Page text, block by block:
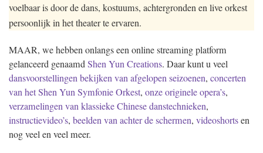
voelbaar is door de dans, kostuums, achtergronden en live orkest
persoonlijk in het theater te ervaren.
MAAR, we hebben onlangs een online streaming platform
gelanceerd genaamdShen Yun Creations. Daar kunt u veel
dansvoorstellingen bekijken van afgelopen seizoenen, concerten
van het Shen Yun Symfonie Orkest, onze originele opera’s,
verzamelingen van klassieke Chinese danstechnieken,
instructievideo’s, beelden van achter de schermen, videoshortsen
nog veel en veel meer.